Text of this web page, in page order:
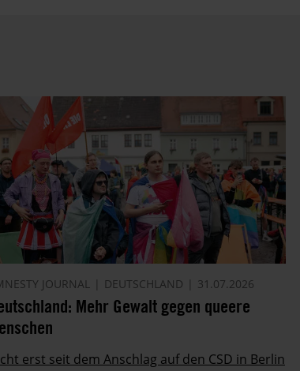
JOURNAL DEUTSCHLAND 31.07.2026
Mehr Gewalt gegen queere
erst seit dem Anschlag auf den CSD in Berlin